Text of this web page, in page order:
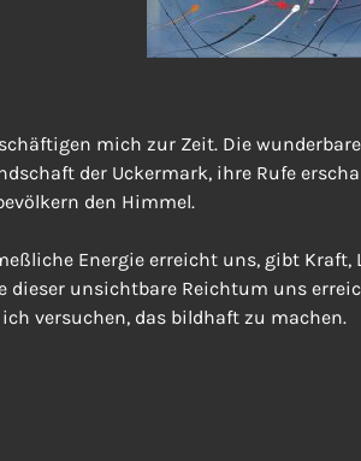
mich zur Zeit. Die
der Uckermark, ihre Rufe
den Himmel.
Energie erreicht uns, gibt
dieser unsichtbare Reichtum uns
versuchen, das bildhaft zu machen.